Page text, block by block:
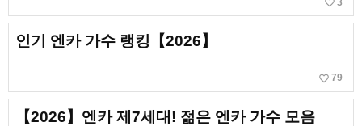
favorite_border 3
인기 엔카 가수 랭킹【2026】
favorite_border 79
【2026】엔카 제7세대! 젊은 엔카 가수 모음